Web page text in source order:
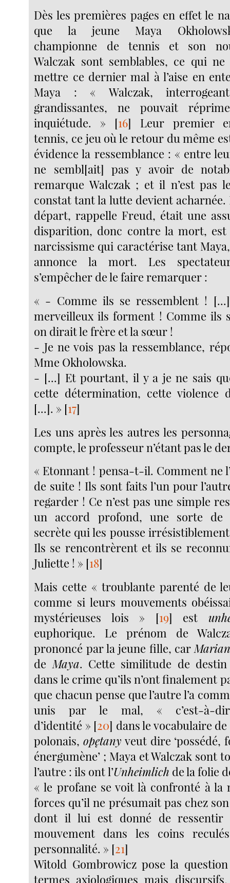
Dès les premières pages en effet le
que la jeune Maya
championne de tennis et son
Walczak sont semblables, ce qui
mettre ce dernier mal à l’aise en
Maya : « Walczak,
grandissantes, ne pouvait
inquiétude. » [16] Leur premier
tennis, ce jeu où le retour du même
évidence la ressemblance : « entre
ne sembl[ait] pas y avoir de
remarque Walczak ; et il n’est pas
constat tant la lutte devient acharnée.
départ, rappelle Freud, était une
disparition, donc contre la mort, est
narcissisme qui caractérise tant Maya,
annonce la mort. Les
s’empêcher de le faire remarquer :
« - Comme ils se ressemblent !
merveilleux ils forment ! Comme ils
on dirait le frère et la sœur !
- Je ne vois pas la ressemblance,
Mme Okholowska.
- [...] Et pourtant, il y a je ne sais
cette détermination, cette violence
[...]. » [17]
Les uns après les autres les
compte, le professeur n’étant pas le
« Etonnant ! pensa-t-il. Comment ne
de suite ! Ils sont faits l’un pour
regarder ! Ce n’est pas une simple
un accord profond, une sorte de
secrète qui les pousse irrésistiblement
Ils se rencontrèrent et ils se
Juliette ! » [18]
Mais cette « troublante parenté de
comme si leurs mouvements
mystérieuses lois » [19] est
euphorique. Le prénom de
prononcé par la jeune fille, car
de Maya. Cette similitude de
dans le crime qu’ils n’ont finalement
que chacun pense que l’autre l’a
unis par le mal, « c’est-à-
d’identité » [20] dans le vocabulaire
polonais,opętany veut dire ‘possédé,
énergumène’ ; Maya et Walczak sont
l’autre : ils ont l’Unheimlich de la folie
« le profane se voit là confronté à la
forces qu’il ne présumait pas chez
dont il lui est donné de ressentir
mouvement dans les coins
personnalité. » [21]
Witold Gombrowicz pose la
termes axiologiques mais